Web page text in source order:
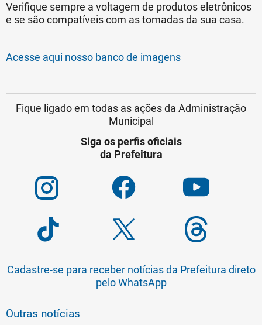
Verifique sempre a voltagem de produtos eletrônicos
e se são compatíveis com as tomadas da sua casa.
Acesse aqui nosso banco de imagens
Fique ligado em todas as ações da Administração
Municipal
Siga os perfis oficiais
da Prefeitura
Cadastre-se para receber notícias da Prefeitura direto
pelo WhatsApp
Outras notícias